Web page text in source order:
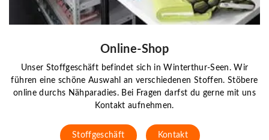
Online-Shop
Unser Stoffgeschäft befindet sich in Winterthur-Seen. Wir
führen eine schöne Auswahl an verschiedenen Stoffen. Stöbere
online durchs Nähparadies. Bei Fragen darfst du gerne mit uns
Kontakt aufnehmen.
Stoffgeschäft Kontakt